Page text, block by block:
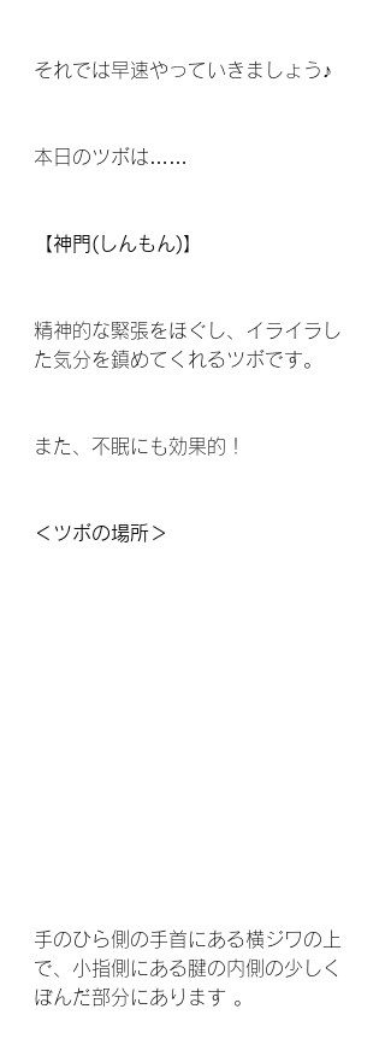
それでは早速やっていきましょう♪
本日のツボは……
【神門(しんもん)】
精神的な緊張をほぐし、イライラし
た気分を鎮めてくれるツボです。
また、不眠にも効果的！
＜ツボの場所＞
手のひら側の手首にある横ジワの上
で、小指側にある腱の内側の少しく
ぼんだ部分にあります 。